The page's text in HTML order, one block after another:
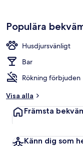
Populära
Husdjursvänligt
Bar
Rökning förbjuden
Visa alla
Främsta
Känn dig som